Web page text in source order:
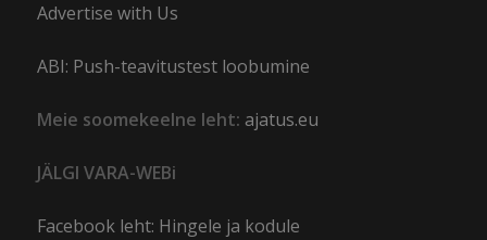
Advertise with Us
ABI: Push-teavitustest loobumine
Meie soomekeelne leht: ajatus.eu
JÄLGI VARA-WEBi
Facebook leht: Hingele ja kodule